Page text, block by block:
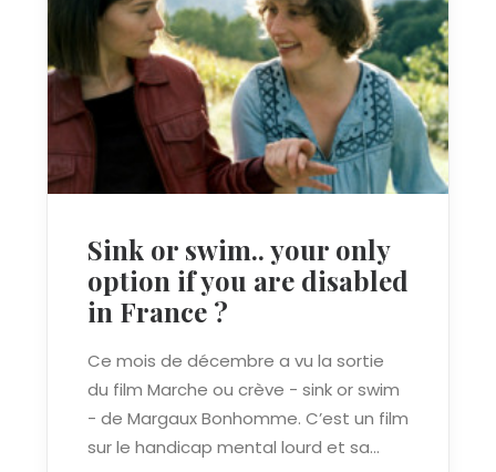
Sink or swim.. your only
option if you are disabled
in France ?
Ce mois de décembre a vu la sortie
du film Marche ou crève - sink or swim
- de Margaux Bonhomme. C’est un film
sur le handicap mental lourd et sa…